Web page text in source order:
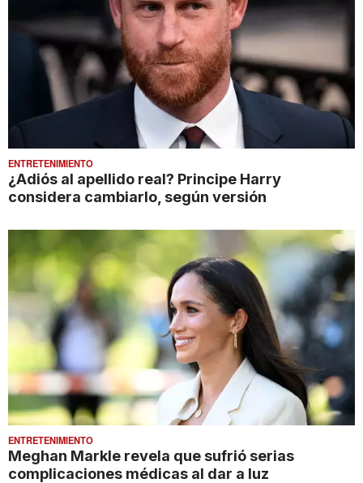
ENTRETENIMIENTO
¿Adiós al apellido real? Principe Harry
considera cambiarlo, según versión
ENTRETENIMIENTO
Meghan Markle revela que sufrió serias
complicaciones médicas al dar a luz